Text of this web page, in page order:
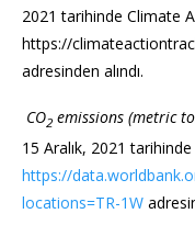
2021 tarihinde Climate
https://
adresinden alındı.
CO2 emissions (metric
15 Aralık, 2021
https://
locations=TR-1W